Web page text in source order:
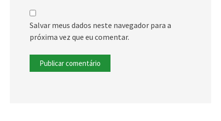
Salvar meus dados neste navegador para a
próxima vez que eu comentar.